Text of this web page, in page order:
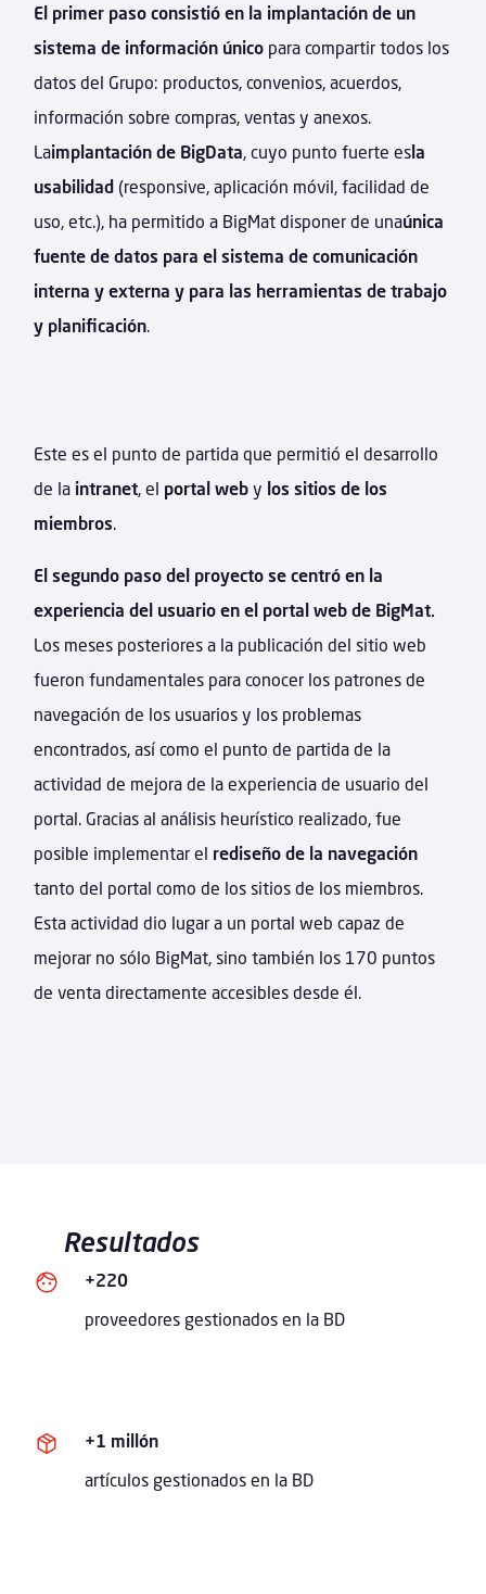
El primer paso consistió en la implantación de un
sistema de información único para compartir todos los
datos del Grupo: productos, convenios, acuerdos,
información sobre compras, ventas y anexos.
Laimplantación de BigData , cuyo punto fuerte esla
usabilidad (responsive, aplicación móvil, facilidad de
uso, etc.), ha permitido a BigMat disponer de unaúnica
fuente de datos para el sistema de comunicación
interna y externa y para las herramientas de trabajo
y planificación
Este es el punto de partida que permitió el desarrollo
de la intranet , el portal web y los sitios de los
miembros
El segundo paso del proyecto se centró en la
experiencia del usuario en el portal web de BigMat.
Los meses posteriores a la publicación del sitio web
fueron fundamentales para conocer los patrones de
navegación de los usuarios y los problemas
encontrados, así como el punto de partida de la
actividad de mejora de la experiencia de usuario del
portal. Gracias al análisis heurístico realizado, fue
posible implementar el rediseño de la navegación
tanto del portal como de los sitios de los miembros.
Esta actividad dio lugar a un portal web capaz de
mejorar no sólo BigMat, sino también los 170 puntos
de venta directamente accesibles desde él.
Resultados
+220
proveedores gestionados en la BD
+1 millón
artículos gestionados en la BD